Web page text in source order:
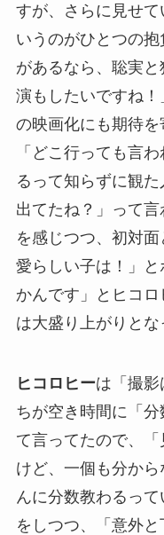
すが、さらに見せ
いうのがひとつの
があるなら、聡実
演もしたいですね
の映画化にも期待を
「どこ行っても言
るって知らずに観
出てたね？」って
を感じつつ、初対
愛らしい子は！」と
かんです」とヒコ
は大盛り上がりとな
ヒコロヒーは「撮
ちが空き時間に「
て言ってたので、
けど、一個も分か
んに分数教わるっ
をしつつ、「意外